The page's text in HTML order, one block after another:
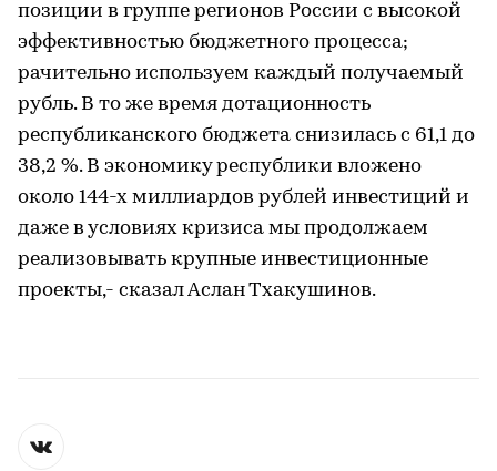
позиции в группе регионов России с высокой
эффективностью бюджетного процесса;
рачительно используем каждый получаемый
рубль. В то же время дотационность
республиканского бюджета снизилась с 61,1 до
38,2 %. В экономику республики вложено
около 144-х миллиардов рублей инвестиций и
даже в условиях кризиса мы продолжаем
реализовывать крупные инвестиционные
проекты,- сказал Аслан Тхакушинов.